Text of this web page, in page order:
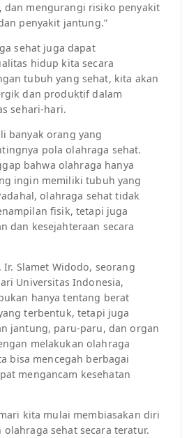
dan mengurangi risiko penyakit
penyakit jantung.”
sehat juga dapat
hidup kita secara
tubuh yang sehat, kita akan
dan produktif dalam
sehari-hari.
banyak orang yang
pola olahraga sehat.
bahwa olahraga hanya
ingin memiliki tubuh yang
olahraga sehat tidak
fisik, tetapi juga
dan kesejahteraan secara
Slamet Widodo, seorang
Universitas Indonesia,
hanya tentang berat
terbentuk, tetapi juga
jantung, paru-paru, dan organ
melakukan olahraga
bisa mencegah berbagai
mengancam kesehatan
kita mulai membiasakan diri
sehat secara teratur.